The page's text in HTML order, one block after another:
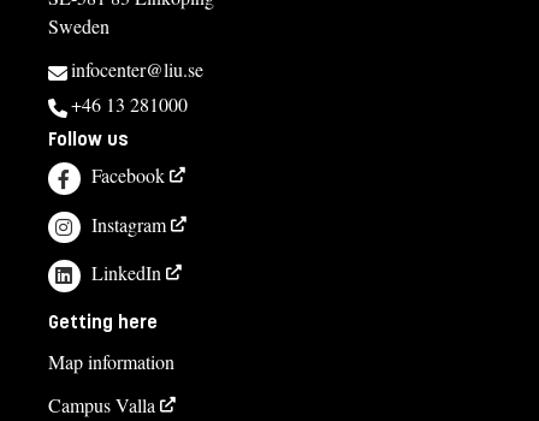
Sweden
infocenter@liu.se
+46 13 281000
Follow us
Facebook
Instagram
LinkedIn
Getting here
Map information
Campus Valla